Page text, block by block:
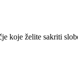
želite sakriti